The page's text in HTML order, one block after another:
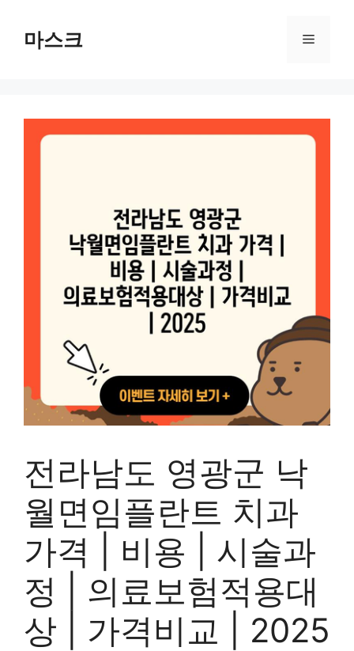
마스크 메
전라남도 영광군 낙
월면임플란트 치과
가격 | 비용 | 시술과
정 | 의료보험적용대
상 | 가격비교 | 2025